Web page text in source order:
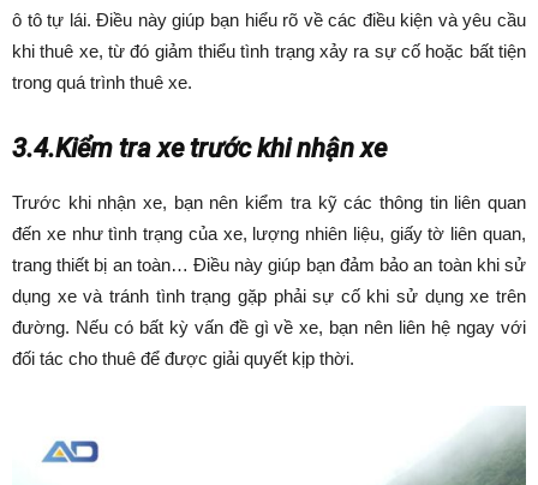
ô tô tự lái. Điều này giúp bạn hiểu rõ về các điều kiện và yêu cầu
khi thuê xe, từ đó giảm thiểu tình trạng xảy ra sự cố hoặc bất tiện
trong quá trình thuê xe.
3.4.Kiểm tra xe trước khi nhận xe
Trước khi nhận xe, bạn nên kiểm tra kỹ các thông tin liên quan
đến xe như tình trạng của xe, lượng nhiên liệu, giấy tờ liên quan,
trang thiết bị an toàn… Điều này giúp bạn đảm bảo an toàn khi sử
dụng xe và tránh tình trạng gặp phải sự cố khi sử dụng xe trên
đường. Nếu có bất kỳ vấn đề gì về xe, bạn nên liên hệ ngay với
đối tác cho thuê để được giải quyết kịp thời.